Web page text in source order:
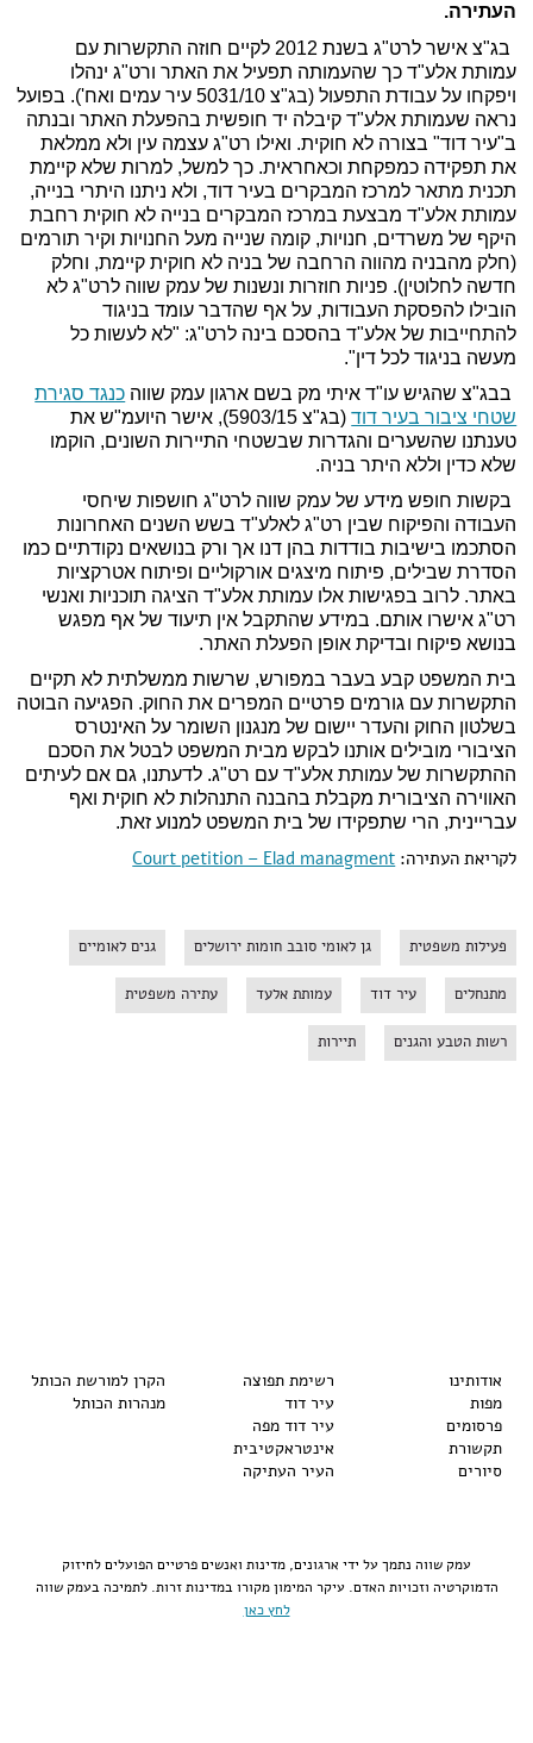
העתירה.
בג"צ אישר לרט"ג בשנת 2012 לקיים חוזה התקשרות עם
עמותת אלע"ד כך שהעמותה תפעיל את האתר ורט"ג ינהלו
ויפקחו על עבודת התפעול (בג"צ 5031/10 עיר עמים ואח'). בפועל
נראה שעמותת אלע"ד קיבלה יד חופשית בהפעלת האתר ובנתה
ב"עיר דוד" בצורה לא חוקית. ואילו רט"ג עצמה עין ולא ממלאת
את תפקידה כמפקחת וכאחראית. כך למשל, למרות שלא קיימת
תכנית מתאר למרכז המבקרים בעיר דוד, ולא ניתנו היתרי בנייה,
עמותת אלע"ד מבצעת במרכז המבקרים בנייה לא חוקית רחבת
היקף של משרדים, חנויות, קומה שנייה מעל החנויות וקיר תורמים
(חלק מהבניה מהווה הרחבה של בניה לא חוקית קיימת, וחלק
חדשה לחלוטין). פניות חוזרות ונשנות של עמק שווה לרט"ג לא
הובילו להפסקת העבודות, על אף שהדבר עומד בניגוד
להתחייבות של אלע"ד בהסכם בינה לרט"ג: "לא לעשות כל
מעשה בניגוד לכל דין".
בבג"צ שהגיש עו"ד איתי מק בשם ארגון עמק שווה כנגד סגירת
שטחי ציבור בעיר דוד
(בג"צ 5903/15), אישר היועמ"ש את
טענתנו שהשערים והגדרות שבשטחי התיירות השונים, הוקמו
שלא כדין וללא היתר בניה.
בקשות חופש מידע של עמק שווה לרט"ג חושפות שיחסי
העבודה והפיקוח שבין רט"ג לאלע"ד בשש השנים האחרונות
הסתכמו בישיבות בודדות בהן דנו אך ורק בנושאים נקודתיים כמו
הסדרת שבילים, פיתוח מיצגים אורקוליים ופיתוח אטרקציות
באתר. לרוב בפגישות אלו עמותת אלע"ד הציגה תוכניות ואנשי
רט"ג אישרו אותם. במידע שהתקבל אין תיעוד של אף מפגש
בנושא פיקוח ובדיקת אופן הפעלת האתר.
בית המשפט קבע בעבר במפורש, שרשות ממשלתית לא תקיים
התקשרות עם גורמים פרטיים המפרים את החוק. הפגיעה הבוטה
בשלטון החוק והעדר יישום של מנגנון השומר על האינטרס
הציבורי מובילים אותנו לבקש מבית המשפט לבטל את הסכם
ההתקשרות של עמותת אלע"ד עם רט"ג. לדעתנו, גם אם לעיתים
האווירה הציבורית מקבלת בהבנה התנהלות לא חוקית ואף
עבריינית, הרי שתפקידו של בית המשפט למנוע זאת.
לקריאת העתירה: Court petition – Elad managment
פעילות משפטית גן לאומי סובב חומות ירושלים גנים לאומיים
מתנחלים עיר דוד עמותת אלעד עתירה משפטית
רשות הטבע והגנים תיירות
אודותינו
מפות
פרסומים
תקשורת
סיורים
רשימת תפוצה
עיר דוד
עיר דוד מפה
אינטראקטיבית
העיר העתיקה
הקרן למורשת הכותל
מנהרות הכותל
עמק שווה נתמך על ידי ארגונים, מדינות ואנשים פרטיים הפועלים לחיזוק
הדמוקרטיה וזכויות האדם. עיקר המימון מקורו במדינות זרות. לתמיכה בעמק שווה
לחץ כאן